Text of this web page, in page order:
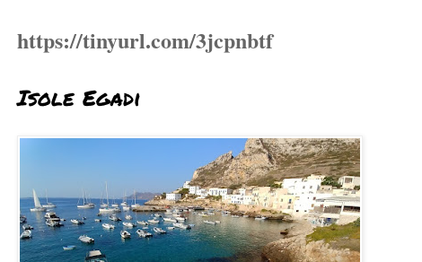
https://tinyurl.com/3jcpnbtf
Isole Egadi